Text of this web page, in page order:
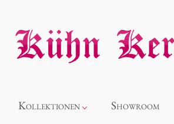
Kollektionen Showroom